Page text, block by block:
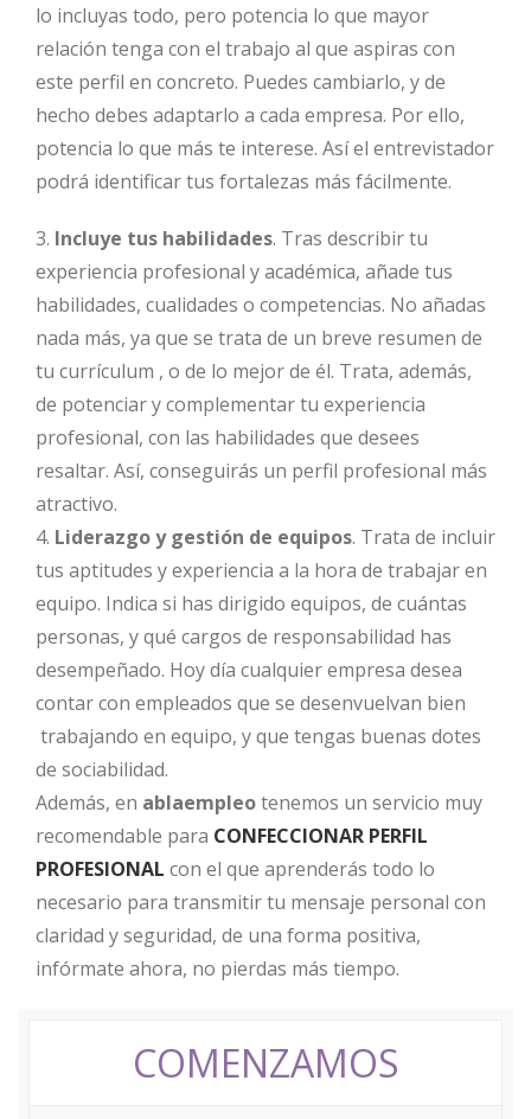
lo incluyas todo, pero potencia lo que mayor
relación tenga con el trabajo al que aspiras con
este perfil en concreto. Puedes cambiarlo, y de
hecho debes adaptarlo a cada empresa. Por ello,
potencia lo que más te interese. Así el entrevistador
podrá identificar tus fortalezas más fácilmente.
3. Incluye tus habilidades. Tras describir tu
experiencia profesional y académica, añade tus
habilidades, cualidades o competencias. No añadas
nada más, ya que se trata de un breve resumen de
tu currículum , o de lo mejor de él. Trata, además,
de potenciar y complementar tu experiencia
profesional, con las habilidades que desees
resaltar. Así, conseguirás un perfil profesional más
atractivo.
4. Liderazgo y gestión de equipos. Trata de incluir
tus aptitudes y experiencia a la hora de trabajar en
equipo. Indica si has dirigido equipos, de cuántas
personas, y qué cargos de responsabilidad has
desempeñado. Hoy día cualquier empresa desea
contar con empleados que se desenvuelvan bien
trabajando en equipo, y que tengas buenas dotes
de sociabilidad.
Además, en ablaempleotenemos un servicio muy
recomendable para CONFECCIONAR PERFIL
PROFESIONAL con el que aprenderás todo lo
necesario para transmitir tu mensaje personal con
claridad y seguridad, de una forma positiva,
infórmate ahora, no pierdas más tiempo.
COMENZAMOS